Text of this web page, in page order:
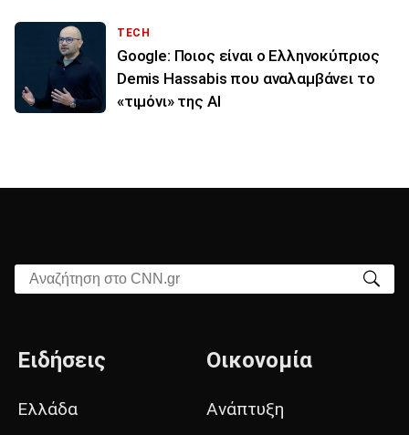
TECH
Google: Ποιος είναι ο Ελληνοκύπριος
Demis Hassabis που αναλαμβάνει το
«τιμόνι» της ΑΙ
Αναζήτηση στο CNN.gr
Ειδήσεις
Ελλάδα
Οικονομία
Ανάπτυξη